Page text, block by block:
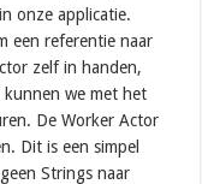
onze applicatie.
een referentie naar
zelf in handen,
kunnen we met het
De Worker Actor
Dit is een simpel
Strings naar